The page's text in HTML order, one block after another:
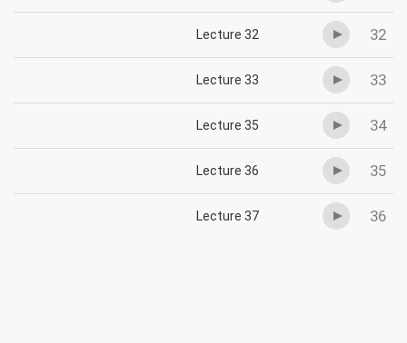
32
Lecture 32
33
Lecture 33
34
Lecture 35
35
Lecture 36
36
Lecture 37